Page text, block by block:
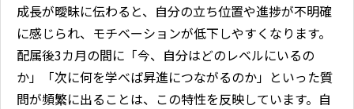
成長が曖昧に伝わると、自分の立ち位置や進捗が不明確
に感じられ、モチベーションが低下しやすくなります。
配属後3カ月の間に「今、自分はどのレベルにいるの
か」「次に何を学べば昇進につながるのか」といった質
問が頻繁に出ることは、この特性を反映しています。自